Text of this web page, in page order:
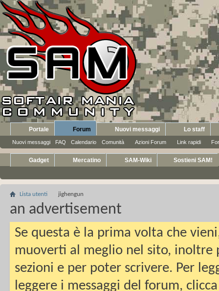
Portale Forum
Nuovi messaggi FAQ Calendario Comunità Azioni Forum Link rapidi
Nuovi messaggi Lo staff
Gadget Mercatino SAM-Wiki Sostieni SAM!
Lista utenti jighengun
an advertisement
Se questa è la prima volta che
muoverti al meglio nel sito, inoltre
sezioni e per poter scrivere. Per
leggere i messaggi del forum,